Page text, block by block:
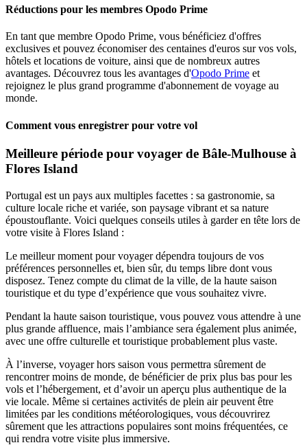
Réductions pour les membres Opodo Prime
En tant que membre Opodo Prime, vous bénéficiez d'offres
exclusives et pouvez économiser des centaines d'euros sur vos vols,
hôtels et locations de voiture, ainsi que de nombreux autres
avantages. Découvrez tous les avantages d'Opodo Prime et
rejoignez le plus grand programme d'abonnement de voyage au
monde.
Comment vous enregistrer pour votre vol
Meilleure période pour voyager de Bâle-Mulhouse à
Flores Island
Portugal est un pays aux multiples facettes : sa gastronomie, sa
culture locale riche et variée, son paysage vibrant et sa nature
époustouflante. Voici quelques conseils utiles à garder en tête lors de
votre visite à Flores Island :
Le meilleur moment pour voyager dépendra toujours de vos
préférences personnelles et, bien sûr, du temps libre dont vous
disposez. Tenez compte du climat de la ville, de la haute saison
touristique et du type d’expérience que vous souhaitez vivre.
Pendant la haute saison touristique, vous pouvez vous attendre à une
plus grande affluence, mais l’ambiance sera également plus animée,
avec une offre culturelle et touristique probablement plus vaste.
À l’inverse, voyager hors saison vous permettra sûrement de
rencontrer moins de monde, de bénéficier de prix plus bas pour les
vols et l’hébergement, et d’avoir un aperçu plus authentique de la
vie locale. Même si certaines activités de plein air peuvent être
limitées par les conditions météorologiques, vous découvrirez
sûrement que les attractions populaires sont moins fréquentées, ce
qui rendra votre visite plus immersive.